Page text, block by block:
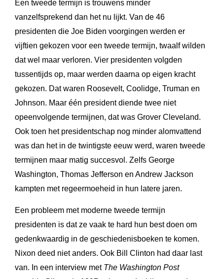
Een tweede termijn is trouwens minder
vanzelfsprekend dan het nu lijkt. Van de 46
presidenten die Joe Biden voorgingen werden er
vijftien gekozen voor een tweede termijn, twaalf wilden
dat wel maar verloren. Vier presidenten volgden
tussentijds op, maar werden daarna op eigen kracht
gekozen. Dat waren Roosevelt, Coolidge, Truman en
Johnson. Maar één president diende twee niet
opeenvolgende termijnen, dat was Grover Cleveland.
Ook toen het presidentschap nog minder alomvattend
was dan het in de twintigste eeuw werd, waren tweede
termijnen maar matig succesvol. Zelfs George
Washington, Thomas Jefferson en Andrew Jackson
kampten met regeermoeheid in hun latere jaren.
Een probleem met moderne tweede termijn
presidenten is dat ze vaak te hard hun best doen om
gedenkwaardig in de geschiedenisboeken te komen.
Nixon deed niet anders. Ook Bill Clinton had daar last
van. In een interview met The Washington Post